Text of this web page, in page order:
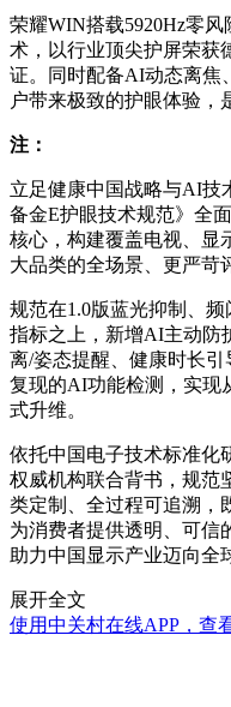
荣耀WIN搭载5920Hz零
术，以行业顶尖护屏荣获
证。同时配备AI动态离焦
户带来极致的护眼体验，
注：
立足健康中国战略与AI技
备金E护眼技术规范》全
核心，构建覆盖电视、显
大品类的全场景、更严苛
规范在1.0版蓝光抑制、
指标之上，新增AI主动防
离/姿态提醒、健康时长
复现的AI功能检测，实现
式升维。
依托中国电子技术标准化
权威机构联合背书，规范
类定制、全过程可追溯，
为消费者提供透明、可信
助力中国显示产业迈向全
展开全文
使用中关村在线APP，查